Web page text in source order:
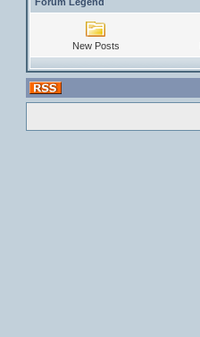
New Posts